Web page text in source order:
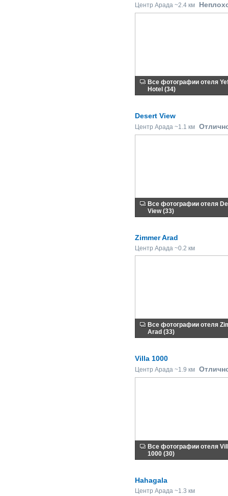
Центр Арада ~2.4 км
Все фотографии отеля
Hotel (34)
Desert View
Центр Арада ~1.1 км
Все фотографии отеля
View (33)
Zimmer Arad
Центр Арада ~0.2 км
Все фотографии отеля
Arad (33)
Villa 1000
Центр Арада ~1.9 км
Все фотографии отеля
1000 (30)
Hahagala
Центр Арада ~1.3 км